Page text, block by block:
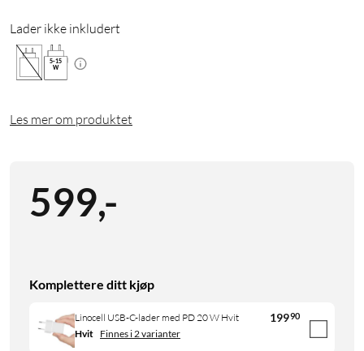
Lader ikke inkludert
5-15
W
Les mer om produktet
599,-
Komplettere ditt kjøp
Linocell USB-C-lader med PD 20 W Hvit 19990
Hvit Finnes i 2 varianter